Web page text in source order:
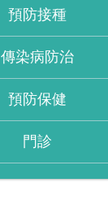
預防接種
傳染病防治
預防保健
門診